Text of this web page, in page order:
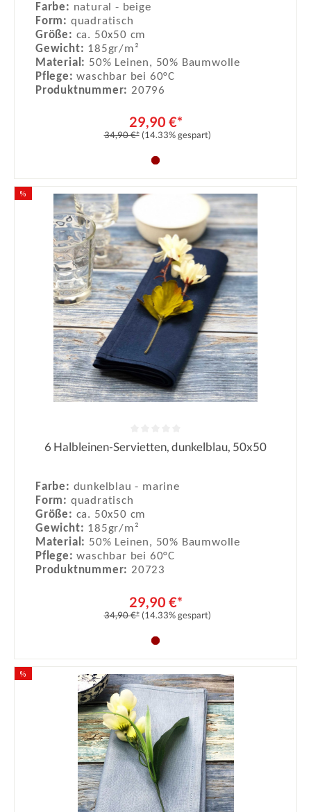
Farbe: natural - beige
Form: quadratisch
Größe: ca. 50x50 cm
Gewicht: 185gr/m²
Material: 50% Leinen, 50% Baumwolle
Pflege:waschbar bei 60°C
Produktnummer: 20796
29,90 €*
34,90 €* (14.33% gespart)
%
Durchschnittliche Bewertung von 0
6 Halbleinen-Servietten, dunkelblau, 50x50
Farbe: dunkelblau - marine
Form: quadratisch
Größe: ca. 50x50 cm
Gewicht: 185gr/m²
Material: 50% Leinen, 50% Baumwolle
Pflege:waschbar bei 60°C
Produktnummer: 20723
29,90 €*
34,90 €* (14.33% gespart)
%